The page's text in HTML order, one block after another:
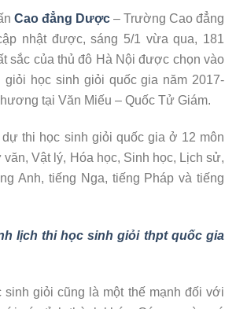
Cao đẳng Dược – Trường Cao đẳng
nhật được, sáng 5/1 vừa qua, 181
sắc của thủ đô Hà Nội được chọn vào
giỏi học sinh giỏi quốc gia năm 2017-
tại Văn Miếu – Quốc Tử Giám.
thi học sinh giỏi quốc gia ở 12 môn
văn, Vật lý, Hóa học, Sinh học, Lịch sử,
Anh, tiếng Nga, tiếng Pháp và tiếng
lịch thi học sinh giỏi thpt quốc gia
giỏi cũng là một thế mạnh đối với